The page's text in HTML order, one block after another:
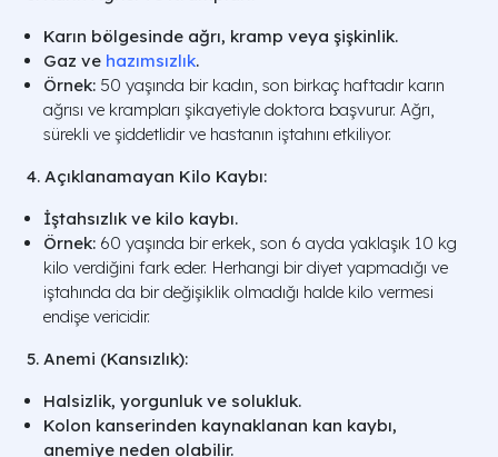
Karın bölgesinde ağrı, kramp veya şişkinlik.
Gaz ve hazımsızlık.
Örnek: 50 yaşında bir kadın, son birkaç haftadır karın
ağrısı ve krampları şikayetiyle doktora başvurur. Ağrı,
sürekli ve şiddetlidir ve hastanın iştahını etkiliyor.
4. Açıklanamayan Kilo Kaybı:
İştahsızlık ve kilo kaybı.
Örnek: 60 yaşında bir erkek, son 6 ayda yaklaşık 10 kg
kilo verdiğini fark eder. Herhangi bir diyet yapmadığı ve
iştahında da bir değişiklik olmadığı halde kilo vermesi
endişe vericidir.
5. Anemi (Kansızlık):
Halsizlik, yorgunluk ve solukluk.
Kolon kanserinden kaynaklanan kan kaybı,
anemiye neden olabilir.